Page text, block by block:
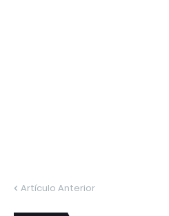
Artículo Anterior